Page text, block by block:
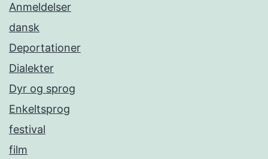
Anmeldelser
dansk
Deportationer
Dialekter
Dyr og sprog
Enkeltsprog
festival
film